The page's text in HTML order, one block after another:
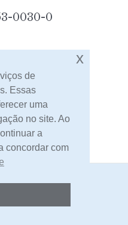
0030-0
incluídos]
Egrégora
de
Essas
uma
no site. Ao
a
concordar com
x